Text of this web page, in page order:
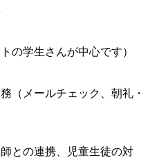
の学生さんが中心です）
（メールチェック、朝礼・
との連携、児童生徒の対